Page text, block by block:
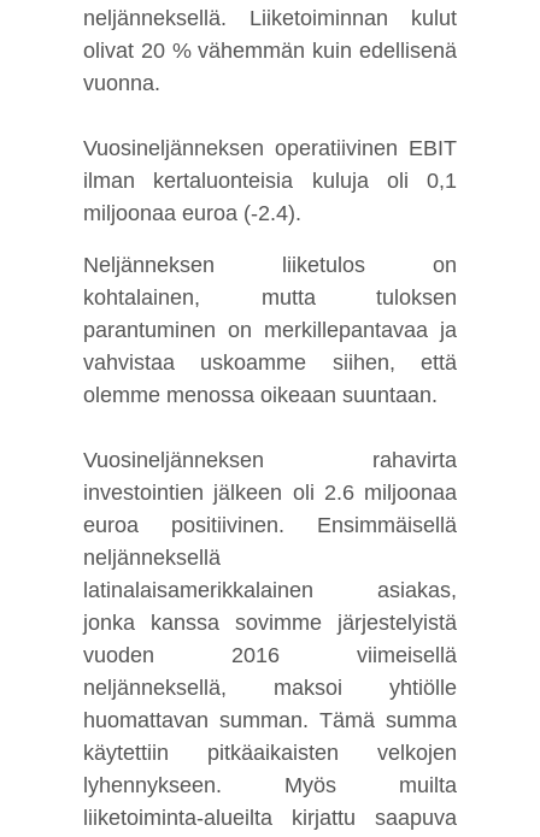
neljänneksellä. Liiketoiminnan kulut
olivat 20 % vähemmän kuin edellisenä
vuonna.
Vuosineljänneksen operatiivinen EBIT
ilman kertaluonteisia kuluja oli 0,1
miljoonaa euroa (-2.4).
Neljänneksen liiketulos on
kohtalainen, mutta tuloksen
parantuminen on merkillepantavaa ja
vahvistaa uskoamme siihen, että
olemme menossa oikeaan suuntaan.
Vuosineljänneksen rahavirta
investointien jälkeen oli 2.6 miljoonaa
euroa positiivinen. Ensimmäisellä
neljänneksellä
latinalaisamerikkalainen asiakas,
jonka kanssa sovimme järjestelyistä
vuoden 2016 viimeisellä
neljänneksellä, maksoi yhtiölle
huomattavan summan. Tämä summa
käytettiin pitkäaikaisten velkojen
lyhennykseen. Myös muilta
liiketoiminta-alueilta kirjattu saapuva